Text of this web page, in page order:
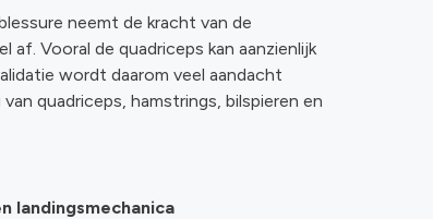
neemt de kracht van de
af. Vooral de quadriceps kan aanzienlijk
wordt daarom veel aandacht
quadriceps, hamstrings, bilspieren en
landingsmechanica